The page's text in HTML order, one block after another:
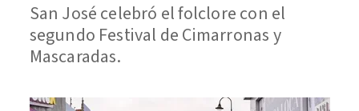
San José celebró el folclore con el
segundo Festival de Cimarronas y
Mascaradas.